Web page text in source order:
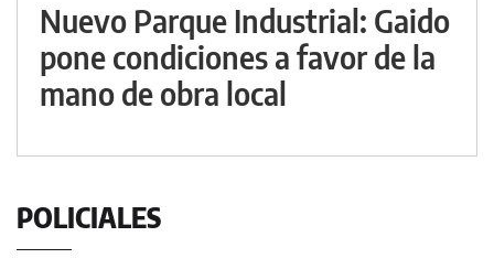
Nuevo Parque Industrial: Gaido
pone condiciones a favor de la
mano de obra local
POLICIALES